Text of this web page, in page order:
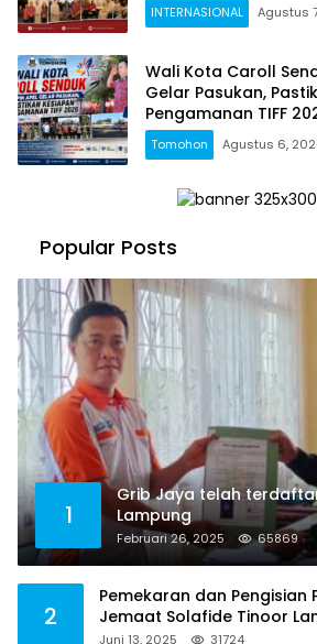
INTERNASIONAL Agustus
Wali Kota Caroll
Gelar Pasukan,
Pengamanan TIFF
Tomohon Agustus 6,
Popular Posts
1
Grib Jaya telah
Lampung
Februari 26, 2025 65869
2
Pemekaran dan Pengisian
Jemaat Solafide Tinoor
2021, Toreh : Ini Perbuatan
Juni 13, 2025 31724